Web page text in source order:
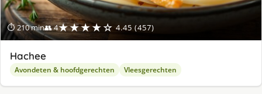
⏱ 210 min👥 4★★★★☆ 4.45 (457)
Hachee
Avondeten & hoofdgerechten Vleesgerechten